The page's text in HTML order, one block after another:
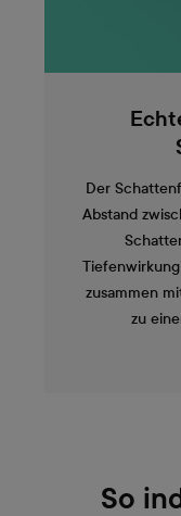
Der
Abstand
zusammen
zu
So